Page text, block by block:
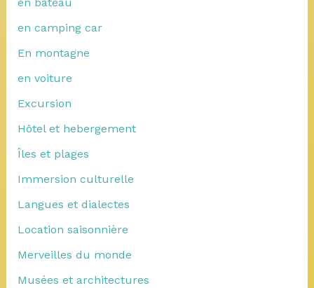
en bâteau
en camping car
En montagne
en voiture
Excursion
Hôtel et hebergement
Îles et plages
Immersion culturelle
Langues et dialectes
Location saisonnière
Merveilles du monde
Musées et architectures